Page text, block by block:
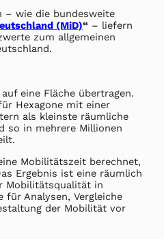
– wie die bundesweite
(MiD)“ – liefern
zum allgemeinen
eine Fläche übertragen.
Hexagone mit einer
als kleinste räumliche
so in mehrere Millionen
Mobilitätszeit berechnet,
Ergebnis ist eine räumlich
Mobilitätsqualität in
für Analysen, Vergleiche
der Mobilität vor